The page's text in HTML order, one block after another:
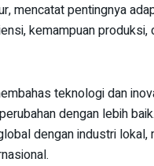
mencatat pentingnya
kemampuan
teknologi dan
dengan lebih
dengan industri